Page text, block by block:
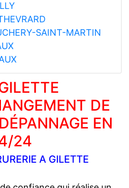
SAINT-MARTIN
DE
EN
24
A GILETTE